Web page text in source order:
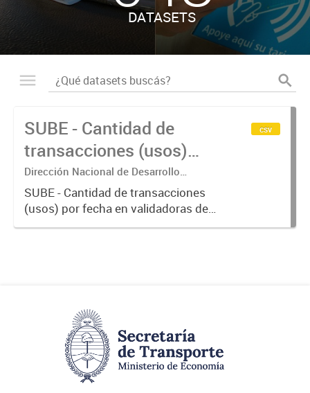
DATASETS
SUBE - Cantidad de
transacciones (usos)
por fecha
Dirección Nacional de Desarrollo
Tecnológico - Ministerio de Transporte.
SUBE - Cantidad de transacciones
(usos) por fecha en validadoras de
la red SUBE.
csv